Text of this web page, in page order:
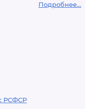
Подробнее...
РСФСР